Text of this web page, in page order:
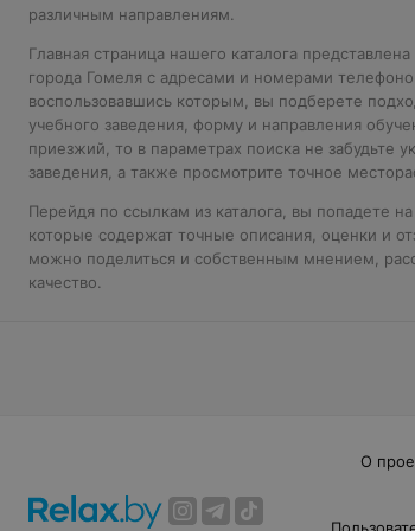
различным направлениям.
Главная страница нашего каталога
города Гомеля с адресами и номерами
воспользовавшись которым, вы подберете
учебного заведения, форму и направления
приезжий, то в параметрах поиска не забудьте
заведения, а также просмотрите точное
Перейдя по ссылкам из каталога, вы попадете
которые содержат точные описания, оценки и
можно поделиться и собственным мнением,
качество.
О